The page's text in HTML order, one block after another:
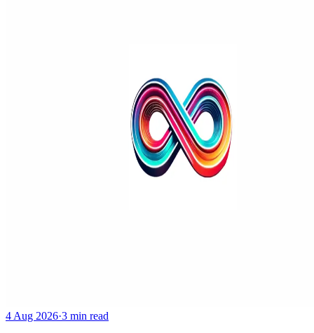
4 Aug 2026·3 min read